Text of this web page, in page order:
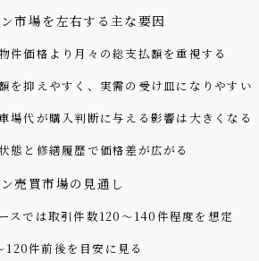
市場を左右する主な要因
件価格より月々の総支払額を重視する
を抑えやすく、実需の受け皿になりやすい
場代が購入判断に与える影響は大きくなる
態と修繕履歴で価格差が広がる
売買市場の見通し
スでは取引件数120〜140件程度を想定
件前後を目安に見る